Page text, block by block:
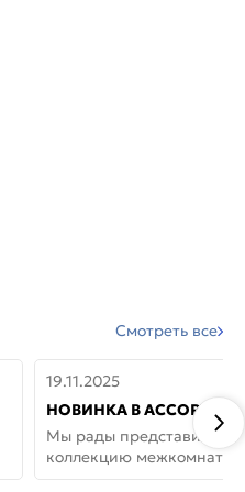
Смотреть все
19.11.2025
НОВИНКА В
ДВЕРИ GLOSSMAT —
НЕОКЛАССИКА И УЮТ
Мы рады представить
коллекцию
GlossMat